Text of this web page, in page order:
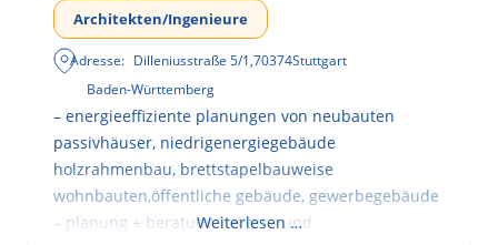
Architekten/Ingenieure
Adresse: Dilleniusstraße 5/1,70374Stuttgart
Baden-Württemberg
– energieeffiziente planungen von neubauten
passivhäuser, niedrigenergiegebäude
holzrahmenbau, brettstapelbauweise
wohnbauten,öffentliche gebäude, gewerbegebäude
– planung + beratung bei an – und
Weiterlesen …